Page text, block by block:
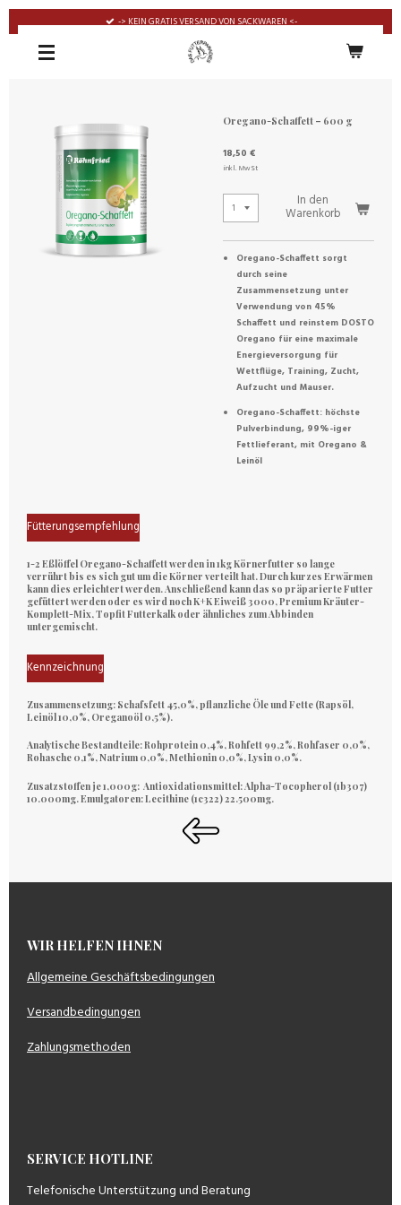
springen
-> KEIN GRATIS VERSAND VON SACKWAREN <-
Oregano-Schaffett – 600 g
18,50 €
inkl. MwSt
In den
Warenkorb
Oregano-Schaffett sorgt
durch seine
Zusammensetzung unter
Verwendung von 45%
Schaffett und reinstem DOSTO
Oregano für eine maximale
Energieversorgung für
Wettflüge, Training, Zucht,
Aufzucht und Mauser.
Oregano-Schaffett: höchste
Pulverbindung, 99%-iger
Fettlieferant, mit Oregano &
Leinöl
Fütterungsempfehlung
1-2 Eßlöffel Oregano-Schaffett werden in 1kg Körnerfutter so lange
verrührt bis es sich gut um die Körner verteilt hat. Durch kurzes Erwärmen
kann dies erleichtert werden. Anschließend kann das so präparierte Futter
gefüttert werden oder es wird noch K+K Eiweiß 3000, Premium Kräuter-
Komplett-Mix, Topfit Futterkalk oder ähnliches zum Abbinden
untergemischt.
Kennzeichnung
Zusammensetzung: Schafsfett 45,0%, pflanzliche Öle und Fette (Rapsöl,
Leinöl 10,0%, Oreganoöl 0,5%).
Analytische Bestandteile:Rohprotein 0,4%, Rohfett 99,2%, Rohfaser 0,0%,
Rohasche 0,1%, Natrium 0,0%, Methionin 0,0%, Lysin 0,0%.
Zusatzstoffen je 1,000g: Antioxidationsmittel:Alpha-Tocopherol (1b307)
10.000mg.Emulgatoren:Lecithine (1c322) 22.500mg.
WIR HELFEN IHNEN
Allgemeine Geschäftsbedingungen
Versandbedingungen
Zahlungsmethoden
SERVICE HOTLINE
Telefonische Unterstützung und Beratung